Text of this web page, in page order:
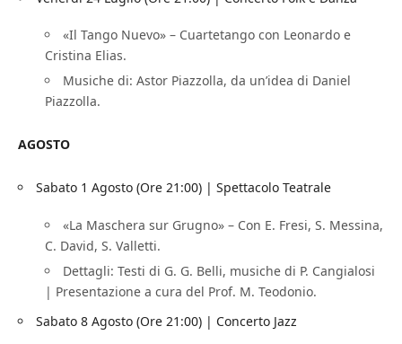
«Il Tango Nuevo» – Cuartetango con Leonardo e
Cristina Elias.
Musiche di: Astor Piazzolla, da un’idea di Daniel
Piazzolla.
AGOSTO
Sabato 1 Agosto (Ore 21:00) | Spettacolo Teatrale
«La Maschera sur Grugno» – Con E. Fresi, S. Messina,
C. David, S. Valletti.
Dettagli: Testi di G. G. Belli, musiche di P. Cangialosi
| Presentazione a cura del Prof. M. Teodonio.
Sabato 8 Agosto (Ore 21:00) | Concerto Jazz